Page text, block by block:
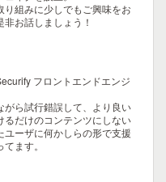
り組みに少しでもご興味をお
お話しましょう！
フロントエンドエンジ
がら試行錯誤して、より良い
るだけのコンテンツにしない
ユーザに何かしらの形で支援
ます。